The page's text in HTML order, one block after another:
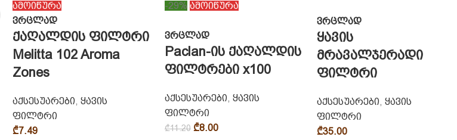
ამოიწურა
ვრცლად
ქაღალდის ფილტრი
Melitta 102 Aroma
Zones
აქსესუარები, ყავის
ფილტრი
₾7.49
-29% ამოიწურა
ვრცლად
Paclan-ის ქაღალდის
ფილტრები x100
აქსესუარები, ყავის
ფილტრი
₾11.20 ₾8.00
ვრცლად
ყავის
მრავალჯერადი
ფილტრი
აქსესუარები, ყავის
ფილტრი
₾35.00